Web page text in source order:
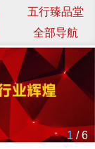
五行臻品堂
全部导航
1 / 6